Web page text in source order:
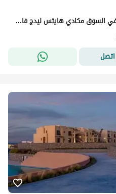
شقه 70متر لوكيشن مميز اقل سعر في السوق مكادي هايتس ليدج فالي البحر الاحمر Makadi Heights Ledge Valley
اتصل